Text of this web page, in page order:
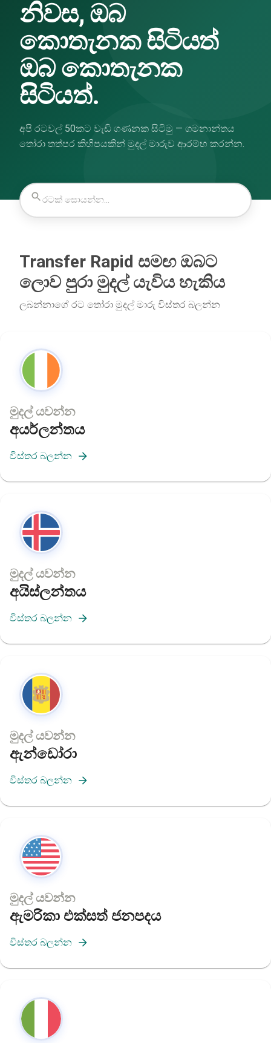
නිවස, ඔබ
කොතැනක සිටියත්
ඔබ කොතැනක
සිටියත්.
අපි රටවල් 50කට වැඩි ගණනක සිටිමු — ගමනාන්තය
තෝරා තත්පර කිහිපයකින් මුදල් මාරුව ආරම්භ කරන්න.
Transfer Rapid සමඟ ඔබට
ලොව පුරා මුදල් යැවිය හැකිය
ලබන්නාගේ රට තෝරා මුදල් මාරු විස්තර බලන්න
මුදල් යවන්න
අයර්ලන්තය
විස්තර බලන්න
මුදල් යවන්න
අයිස්ලන්තය
විස්තර බලන්න
මුදල් යවන්න
ඇන්ඩෝරා
විස්තර බලන්න
මුදල් යවන්න
ඇමරිකා එක්සත් ජනපදය
විස්තර බලන්න